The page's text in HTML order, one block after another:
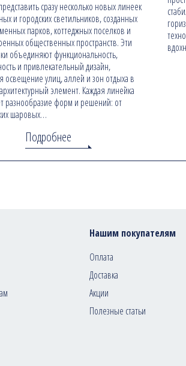
сразу несколько новых линеек
и городских светильников, созданных
парков, коттеджных поселков и
общественных пространств. Эти
объединяют функциональность,
и привлекательный дизайн,
освещение улиц, аллей и зон отдыха в
элемент. Каждая линейка
разнообразие форм и решений: от
шаровых…
Подробнее
Нашим покупателям
Оплата
Доставка
Акции
Полезные статьи